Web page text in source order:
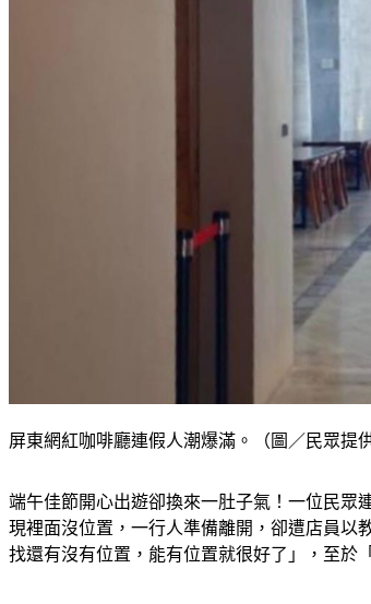
屏東網紅咖啡廳連假人潮爆滿。（圖／民眾提供
端午佳節開心出遊卻換來一肚子氣！一位民眾
現裡面沒位置，一行人準備離開，卻遭店員以
找還有沒有位置，能有位置就很好了」，至於